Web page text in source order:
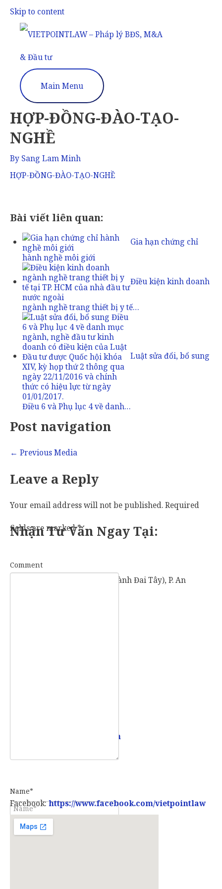
Skip to content
Main Menu
HỢP-ĐỒNG-ĐÀO-TẠO-
NGHỀ
By Sang Lam Minh
HỢP-ĐỒNG-ĐÀO-TẠO-NGHỀ
Bài viết liên quan:
Gia hạn chứng chỉ
hành nghề môi giới
Điều kiện kinh doanh
ngành nghề trang thiết bị y tế…
Luật sửa đổi, bổ sung
Điều 6 và Phụ lục 4 về danh…
Post navigation
← Previous Media
Leave a Reply
Your email address will not be published.Required
fields are marked*
Comment
Name*
Nhận Tư Vấn Ngay Tại:
57 Vành Đai Tây (số cũ: 936 Vành Đai Tây), P. An
info@vietpointlaw.vn
Facebook:https://www.facebook.com/vietpointlaw